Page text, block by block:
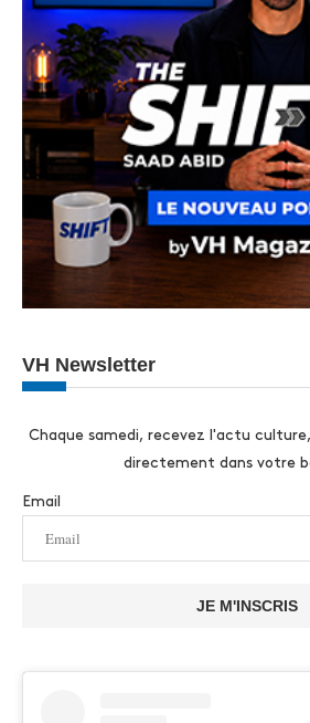
VH Newsletter
Chaque samedi, recevez l'actu
directement dans votre
Email
JE M'INSCRIS